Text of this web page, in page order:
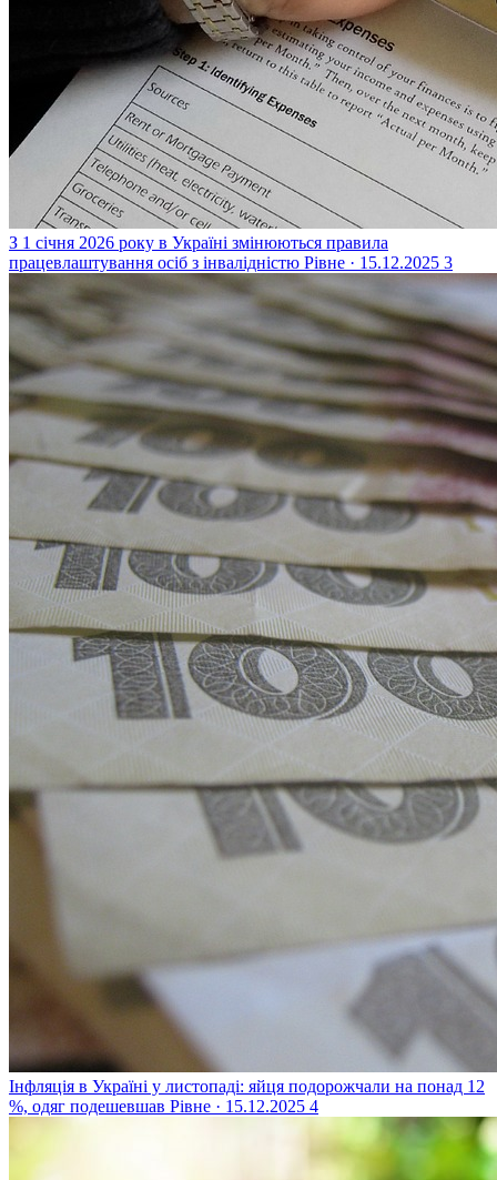
З 1 січня 2026 року в Україні змінюються правила
працевлаштування осіб з інвалідністю Рівне · 15.12.2025 3
Інфляція в Україні у листопаді: яйця подорожчали на понад 12
%, одяг подешевшав Рівне · 15.12.2025 4